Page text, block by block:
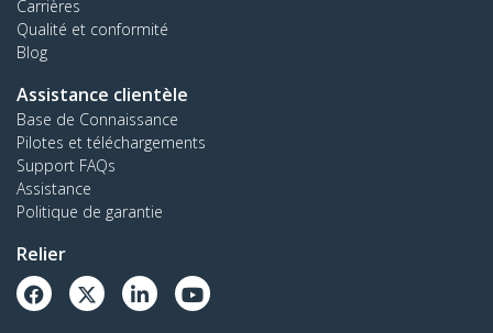
Carrières
Qualité et conformité
Blog
Assistance clientèle
Base de Connaissance
Pilotes et téléchargements
Support FAQs
Assistance
Politique de garantie
Relier